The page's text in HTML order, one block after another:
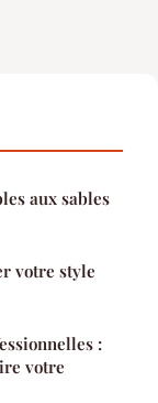
aux sables
votre style
:
votre